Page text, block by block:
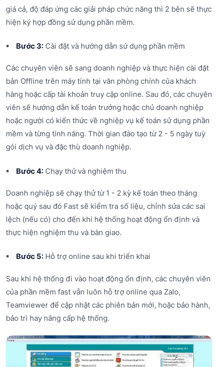
giá cả, độ đáp ứng các giải pháp chức năng thì 2 bên sẽ thực
hiện ký hợp đồng sử dụng phần mềm.
Bước 3:Cài đặt và hướng dẫn sử dụng phần mềm
Các chuyên viên sẽ sang doanh nghiệp và thực hiện cài đặt
bản Offline trên máy tính tại văn phòng chính của khách
hàng hoặc cấp tài khoản truy cập online. Sau đó, các chuyên
viên sẽ hướng dẫn kế toán trưởng hoặc chủ doanh nghiệp
hoặc người có kiến thức về nghiệp vụ kế toán sử dụng phần
mềm và từng tính năng. Thời gian đào tạo từ 2 - 5 ngày tuỳ
gói dịch vụ và đặc thù doanh nghiệp.
Bước 4:Chạy thử và nghiệm thu
Doanh nghiệp sẽ chạy thử từ 1 - 2 kỳ kế toán theo tháng
hoặc quý sau đó Fast sẽ kiểm tra số liệu, chỉnh sửa các sai
lệch (nếu có) cho đến khi hệ thống hoạt động ổn định và
thực hiện nghiệm thu và bàn giao.
Bước 5:Hỗ trợ online sau khi triển khai
Sau khi hệ thống đi vào hoạt động ổn định, các chuyên viên
của phần mềm fast vẫn luôn hỗ trợ online qua Zalo,
Teamviewer để cập nhật các phiên bản mới, hoặc bảo hành,
bảo trì hay nâng cấp hệ thống.